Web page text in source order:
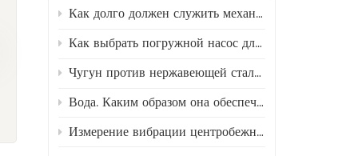
Как долго должен служить механический уплотнитель? Факторы, влияющие на его состояние, и руководство по замене.
Как выбрать погружной насос для скважины?
Чугун против нержавеющей стали 316 — лучший материал для насосов для сточных вод.
Вода. Каким образом она обеспечивает бесперебойную работу промышленных предприятий?
Измерение вибрации центробежных насосов и анализ типичных неисправностей.